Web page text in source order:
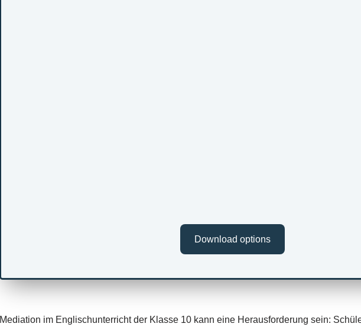
Download options
Mediation im Englischunterricht der Klasse 10 kann eine Herausforderung sein: